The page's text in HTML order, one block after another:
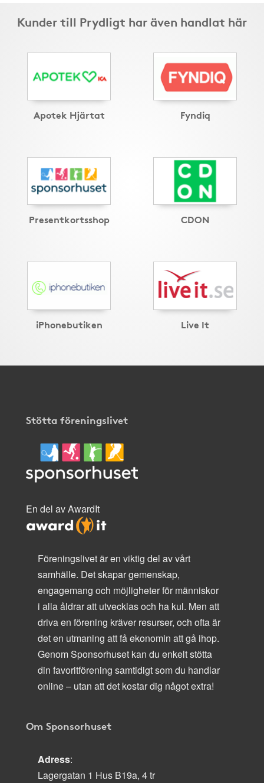
Kunder till Prydligt har även handlat här
Apotek Hjärtat Fyndiq
Presentkortsshop CDON
iPhonebutiken Live It
Stötta föreningslivet
En del av AwardIt
Föreningslivet är en viktig del av vårt
samhälle. Det skapar gemenskap,
engagemang och möjligheter för människor
i alla åldrar att utvecklas och ha kul. Men att
driva en förening kräver resurser, och ofta är
det en utmaning att få ekonomin att gå ihop.
Genom Sponsorhuset kan du enkelt stötta
din favoritförening samtidigt som du handlar
online – utan att det kostar dig något extra!
Om Sponsorhuset
Adress:
Lagergatan 1 Hus B19a, 4 tr